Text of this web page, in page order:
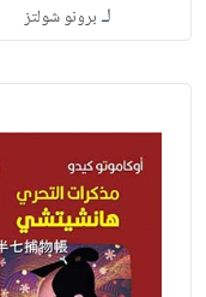
لـ برونو شولتز